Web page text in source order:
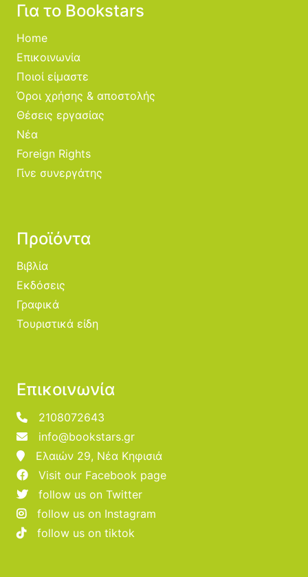
Για το Bookstars
Home
Επικοινωνία
Ποιοί είμαστε
Όροι χρήσης & αποστολής
Θέσεις εργασίας
Νέα
Foreign Rights
Γίνε συνεργάτης
Προϊόντα
Βιβλία
Εκδόσεις
Γραφικά
Τουριστικά είδη
Επικοινωνία
2108072643
info@bookstars.gr
Ελαιών 29, Νέα Κηφισιά
Visit our Facebook page
follow us on Twitter
follow us on Instagram
follow us on tiktok